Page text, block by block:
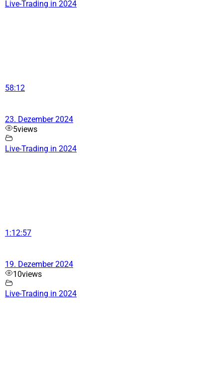
Live-Trading in 2024
58:12
23. Dezember 2024
5views
Live-Trading in 2024
1:12:57
19. Dezember 2024
10views
Live-Trading in 2024